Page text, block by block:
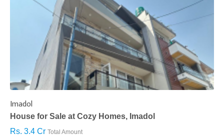
Imadol
House for Sale at Cozy Homes, Imadol
Rs. 3.4 Cr Total Amount